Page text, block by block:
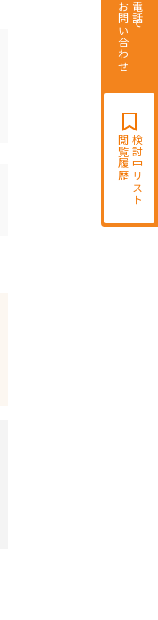
電話で
お問い合わせ
検討中リスト
閲覧履歴